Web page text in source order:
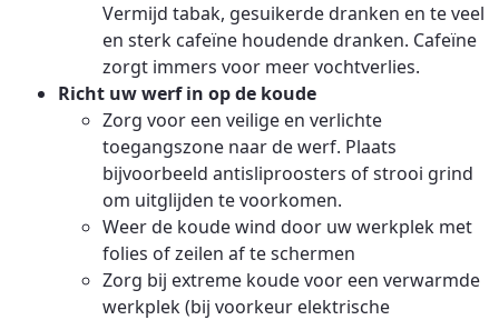
Vermijd tabak, gesuikerde dranken en te veel
en sterk cafeïne houdende dranken. Cafeïne
zorgt immers voor meer vochtverlies.
Richt uw werf in op de koude
Zorg voor een veilige en verlichte
toegangszone naar de werf. Plaats
bijvoorbeeld antisliproosters of strooi grind
om uitglijden te voorkomen.
Weer de koude wind door uw werkplek met
folies of zeilen af te schermen
Zorg bij extreme koude voor een verwarmde
werkplek (bij voorkeur elektrische